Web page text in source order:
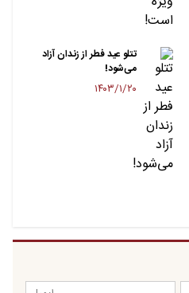
تتلو عید فطر از زندان آزاد
می‌شود!
۱۴۰۳/۱/۲۰